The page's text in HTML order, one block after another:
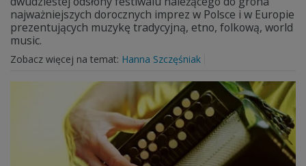
najważniejszych dorocznych imprez w Polsce i w Europie
prezentujących muzykę tradycyjną, etno, folkową, world
music.
Zobacz więcej na temat: Hanna Szczęśniak